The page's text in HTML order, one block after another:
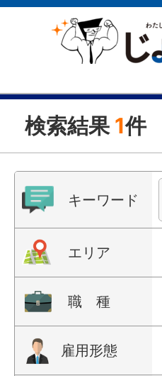
検索結果 1件
キーワード
エリア
職 種
雇用形態